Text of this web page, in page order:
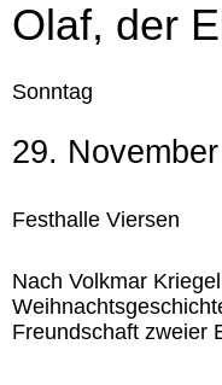
Olaf, der
Sonntag
29.
Festhalle Viersen
Nach Volkmar
Freundschaft zweier